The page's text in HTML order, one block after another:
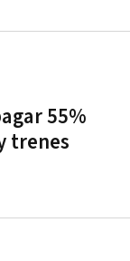
55%
trenes